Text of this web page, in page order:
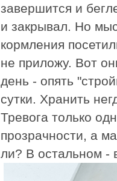
завершится и
и закрывал. Но
кормления
не приложу. Вот
день - опять
сутки. Хранить
Тревога только
прозрачности, а
ли? В остальном -